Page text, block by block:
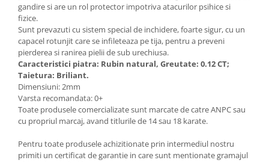
gandire si are un rol protector impotriva atacurilor psihice si
fizice.
Sunt prevazuti cu sistem special de inchidere, foarte sigur, cu un
capacel rotunjit care se infileteaza pe tija, pentru a preveni
pierderea si ranirea pielii de sub urechiusa.
Caracteristici piatra: Rubin natural, Greutate: 0.12 CT;
Taietura: Briliant.
Dimensiuni: 2mm
Varsta recomandata: 0+
Toate produsele comercializate sunt marcate de catre ANPC sau
cu propriul marcaj, avand titlurile de 14 sau 18 karate.
Pentru toate produsele achizitionate prin intermediul nostru
primiti un certificat de garantie in care sunt mentionate gramajul